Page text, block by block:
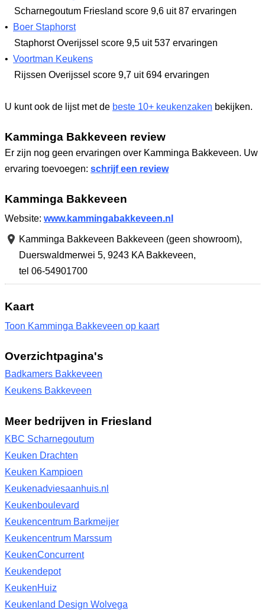
Scharnegoutum Friesland score 9,6 uit 87 ervaringen
•
Boer Staphorst
Staphorst Overijssel score 9,5 uit 537 ervaringen
• Voortman Keukens
Rijssen Overijssel score 9,7 uit 694 ervaringen
U kunt ook de lijst met de beste 10+ keukenzaken bekijken.
Kamminga Bakkeveen review
Er zijn nog geen ervaringen over Kamminga Bakkeveen. Uw
ervaring toevoegen: schrijf een review
Kamminga Bakkeveen
Website: www.kammingabakkeveen.nl
Kamminga Bakkeveen Bakkeveen (geen showroom),
Duerswaldmerwei 5, 9243 KA Bakkeveen,
tel 06-54901700
Kaart
Toon Kamminga Bakkeveen op kaart
Overzichtpagina's
Badkamers Bakkeveen
Keukens Bakkeveen
Meer bedrijven in Friesland
KBC Scharnegoutum
Keuken Drachten
Keuken Kampioen
Keukenadviesaanhuis.nl
Keukenboulevard
Keukencentrum Barkmeijer
Keukencentrum Marssum
KeukenConcurrent
Keukendepot
KeukenHuiz
Keukenland Design Wolvega